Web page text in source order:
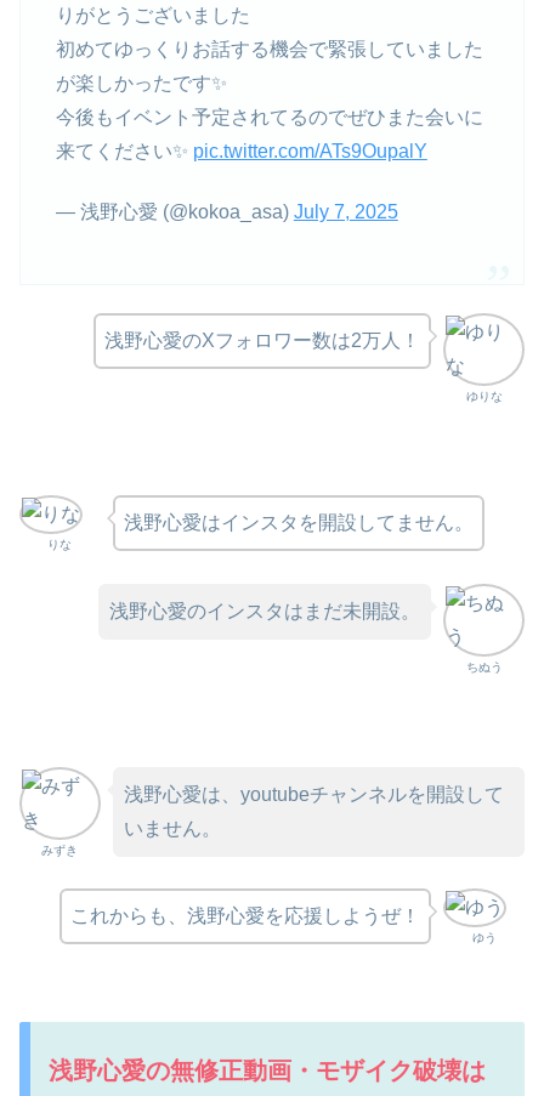
りがとうございました
初めてゆっくりお話する機会で緊張していました
が楽しかったです✨️
今後もイベント予定されてるのでぜひまた会いに
来てください✨ pic.twitter.com/ATs9OupalY
— 浅野心愛 (@kokoa_asa) July 7, 2025
ゆりな
浅野心愛のXフォロワー数は2万人！
りな
浅野心愛はインスタを開設してません。
ちぬう
浅野心愛のインスタはまだ未開設。
みずき
浅野心愛は、youtubeチャンネルを開設して
いません。
ゆう
これからも、浅野心愛を応援しようぜ！
浅野心愛の無修正動画・モザイク破壊は